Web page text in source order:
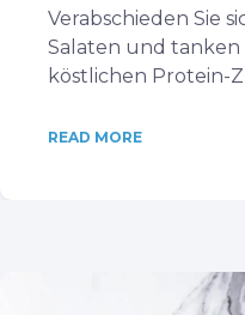
Verabschieden Sie
Salaten und tanken
köstlichen Protein-
READ MORE